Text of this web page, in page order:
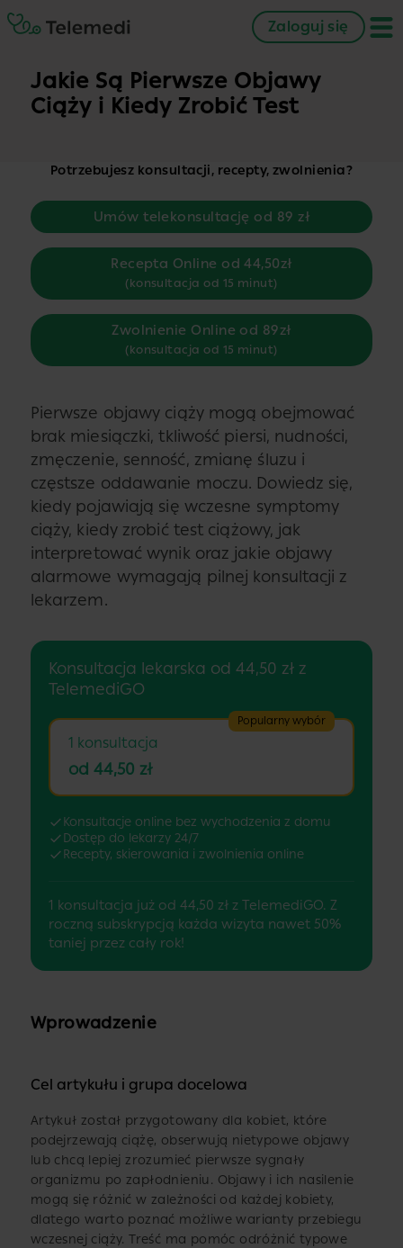
Zaloguj się
Jakie Są Pierwsze Objawy
Ciąży i Kiedy Zrobić Test
Potrzebujesz konsultacji, recepty, zwolnienia?
Umów telekonsultację od 89 zł
Recepta Online od 44,50zł
(konsultacja od 15 minut)
Zwolnienie Online od 89zł
(konsultacja od 15 minut)
Pierwsze objawy ciąży mogą obejmować
brak miesiączki, tkliwość piersi, nudności,
zmęczenie, senność, zmianę śluzu i
częstsze oddawanie moczu. Dowiedz się,
kiedy pojawiają się wczesne symptomy
ciąży, kiedy zrobić test ciążowy, jak
interpretować wynik oraz jakie objawy
alarmowe wymagają pilnej konsultacji z
lekarzem.
Konsultacja lekarska od 44,50 zł z
TelemediGO
Popularny wybór
1 konsultacja
od 44,50 zł
Konsultacje online bez wychodzenia z domu
Dostęp do lekarzy 24/7
Recepty, skierowania i zwolnienia online
1 konsultacja już od 44,50 zł z TelemediGO. Z
roczną subskrypcją każda wizyta nawet 50%
taniej przez cały rok!
Wprowadzenie
Cel artykułu i grupa docelowa
Artykuł został przygotowany dla kobiet, które
podejrzewają ciążę, obserwują nietypowe objawy
lub chcą lepiej zrozumieć pierwsze sygnały
organizmu po zapłodnieniu. Objawy i ich nasilenie
mogą się różnić w zależności od każdej kobiety,
dlatego warto poznać możliwe warianty przebiegu
wczesnej ciąży. Treść ma pomóc odróżnić typowe